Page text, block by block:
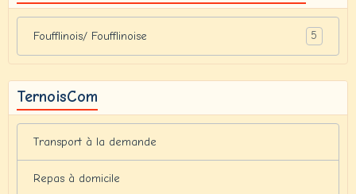
Foufflinois/ Foufflinoise 5
TernoisCom
Transport à la demande
Repas à domicile